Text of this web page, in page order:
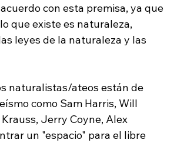
con esta premisa, ya que
que existe es naturaleza,
leyes de la naturaleza y las
naturalistas/ateos están de
como Sam Harris, Will
Jerry Coyne, Alex
un "espacio" para el libre